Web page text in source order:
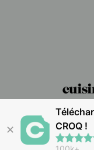
✕
CROQ !